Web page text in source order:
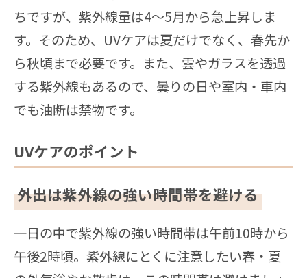
ちですが、紫外線量は4～5月から急上昇しま
す。そのため、UVケアは夏だけでなく、春先か
ら秋頃まで必要です。また、雲やガラスを透過
する紫外線もあるので、曇りの日や室内・車内
でも油断は禁物です。
UVケアのポイント
外出は紫外線の強い時間帯を避ける
一日の中で紫外線の強い時間帯は午前10時から
午後2時頃。紫外線にとくに注意したい春・夏